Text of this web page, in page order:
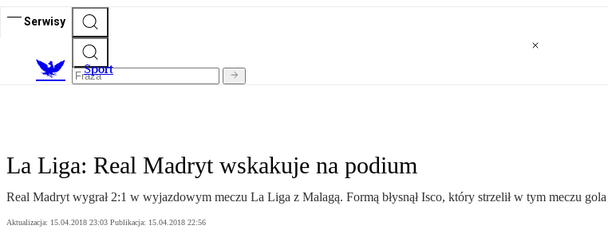
Serwisy
Sport
La Liga: Real Madryt wskakuje na podium
Real Madryt wygrał 2:1 w wyjazdowym meczu La Liga z Malagą. Formą błysnął Isco, który strzelił w tym meczu gola
Aktualizacja: 15.04.2018 23:03 Publikacja: 15.04.2018 22:56